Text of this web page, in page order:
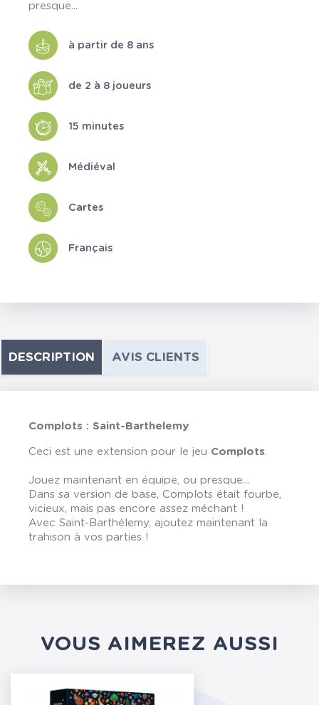
presque...
à partir de 8 ans
de 2 à 8 joueurs
15 minutes
Médiéval
Cartes
Français
DESCRIPTION AVIS CLIENTS
Complots : Saint-Barthelemy
Ceci est une extension pour le jeu Complots.
Jouez maintenant en équipe, ou presque...
Dans sa version de base, Complots était fourbe,
vicieux, mais pas encore assez méchant !
Avec Saint-Barthélemy, ajoutez maintenant la
trahison à vos parties !
VOUS AIMEREZ AUSSI